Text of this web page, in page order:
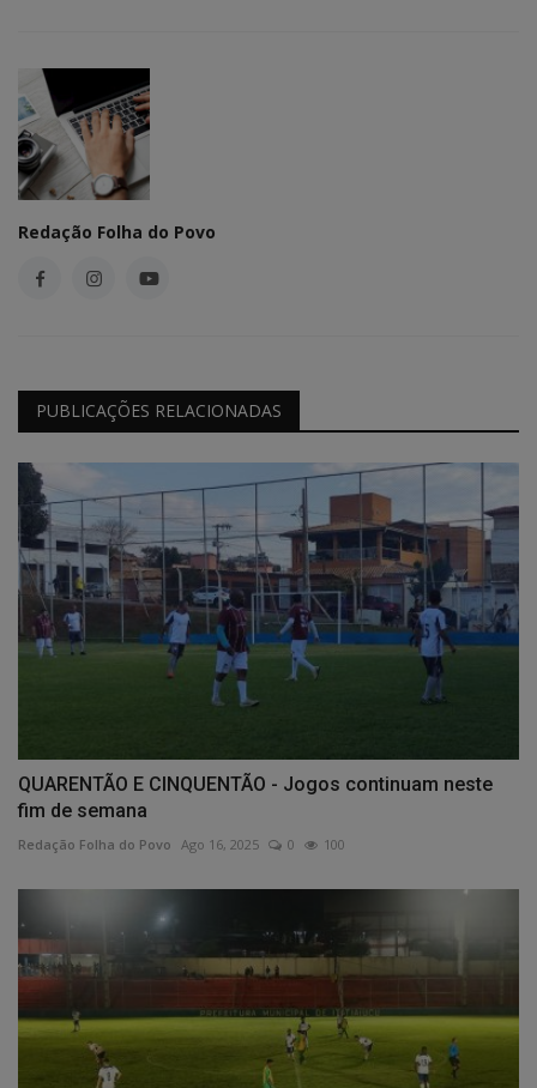
Redação Folha do Povo
PUBLICAÇÕES RELACIONADAS
QUARENTÃO E CINQUENTÃO - Jogos continuam neste
fim de semana
Redação Folha do Povo Ago 16, 2025 0 100